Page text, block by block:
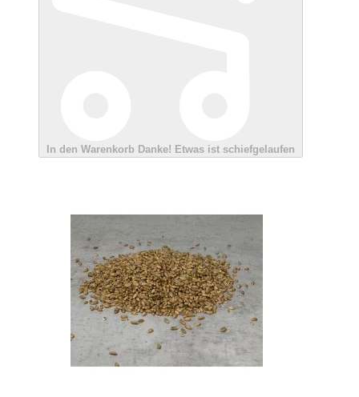
In den Warenkorb Danke! Etwas ist schiefgelaufen